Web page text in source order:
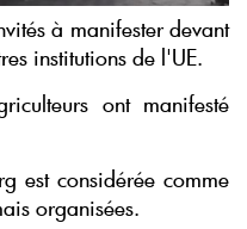
à manifester devant
institutions de l'UE.
ont manifesté
est considérée comme
organisées.